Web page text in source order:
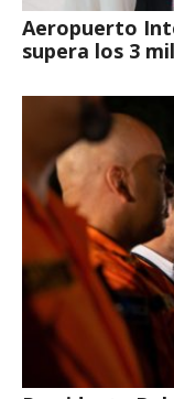
Aeropuerto
supera los 3